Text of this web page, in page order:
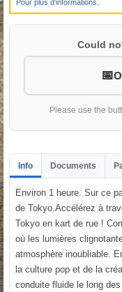
Pour plus d'informations.
Could
Please use the
Info Documents
Environ 1 heure. Sur ce
de Tokyo.Accélérez à
Tokyo en kart de rue !
où les lumières
atmosphère inoubliable.
la culture pop et de la
conduite fluide le long